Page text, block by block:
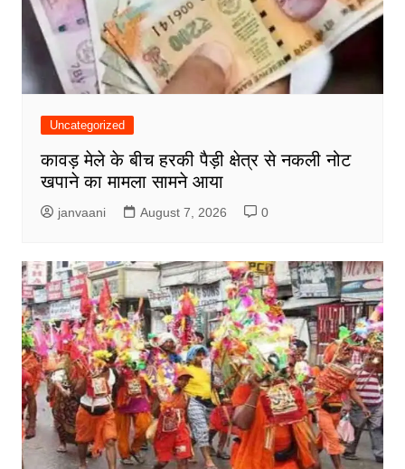
Uncategorized
कावड़ मेले के बीच हरकी पैड़ी क्षेत्र से नकली नोट
खपाने का मामला सामने आया
janvaani August 7, 2026 0